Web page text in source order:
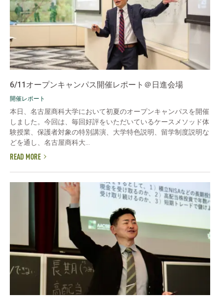
6/11オープンキャンパス開催レポート＠日進会場
開催レポート
本日、名古屋商科大学において初夏のオープンキャンパスを開催
しました。今回は、毎回好評をいただいているケースメソッド体
験授業、保護者対象の特別講演、大学特色説明、留学制度説明な
どを通し、名古屋商科大...
READ MORE